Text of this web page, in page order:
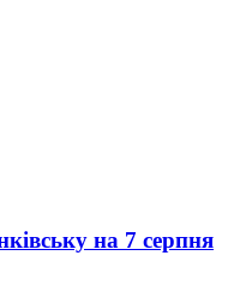
на 7 серпня